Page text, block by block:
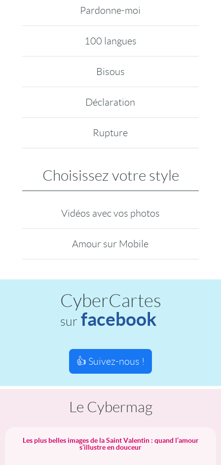
Pardonne-moi
100 langues
Bisous
Déclaration
Rupture
Choisissez votre style
Vidéos avec vos photos
Amour sur Mobile
CyberCartes
sur facebook
👍 Suivez-nous !
Le Cybermag
Les plus belles images de la Saint Valentin : quand l’amour
s’illustre en douceur